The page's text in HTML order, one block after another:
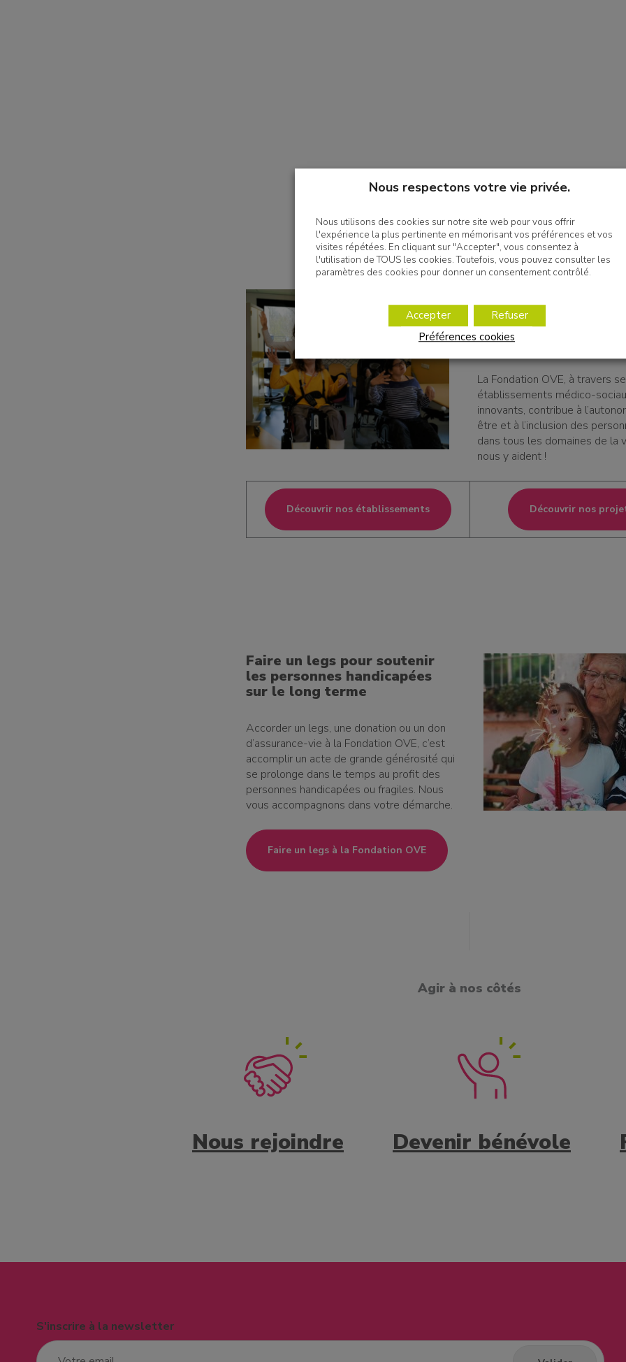
Soutenir un projet
établissement au
enfants et adultes en
situation de handicap
La Fondation OVE, à travers
établissements médico-
innovants, contribue à
être et à l’inclusion des
dans tous les domaines de la
nous y aident !
Découvrir nos établissements Découvrir nos
Faire un legs pour soutenir
les personnes handicapées
sur le long terme
Accorder un legs, une donation ou un don
d’assurance-vie à la Fondation OVE, c’est
accomplir un acte de grande générosité qui
se prolonge dans le temps au profit des
personnes handicapées ou fragiles. Nous
vous accompagnons dans votre démarche.
Faire un legs à la Fondation OVE
Agir à nos côtés
Nous rejoindre Devenir bénévole
S'inscrire à la newsletter
Nous respectons votre vie privée.
Nous utilisons des cookies sur notre site web pour vous offrir
l'expérience la plus pertinente en mémorisant vos préférences et vos
visites répétées. En cliquant sur "Accepter", vous consentez à
l'utilisation de TOUS les cookies. Toutefois, vous pouvez consulter les
paramètres des cookies pour donner un consentement contrôlé.
Accepter
Refuser
Préférences cookies